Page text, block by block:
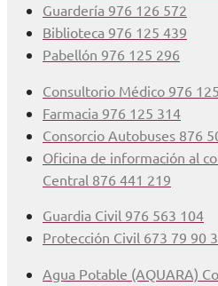
Guardería 976 126 572
Biblioteca 976 125 439
Pabellón 976 125 296
Consultorio Médico 976
Farmacia 976 125 314
Consorcio Autobuses 876
Oficina de información al
Central 876 441 219
Guardia Civil 976 563 104
Protección Civil 673 79 90
Agua Potable (AQUARA)